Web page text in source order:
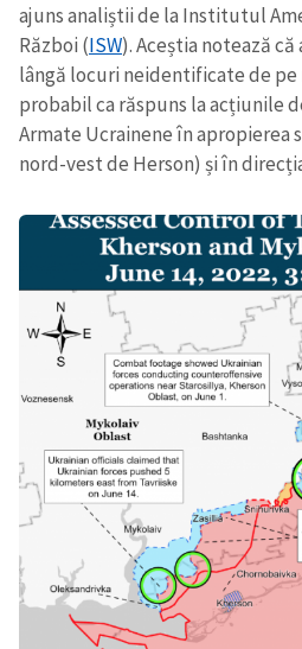
ajuns analiștii de la Institutul
Război (ISW). Aceștia notează
lângă locuri neidentificate de
probabil ca răspuns la acțiunile
Armate Ucrainene în apropierea
nord-vest de Herson) și în